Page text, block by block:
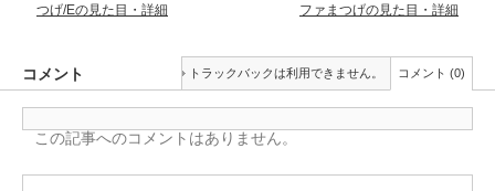
つげ/Eの見た目・詳細
ファまつげの見た目・詳細
コメント トラックバックは利用できません。 コメント (0)
この記事へのコメントはありません。